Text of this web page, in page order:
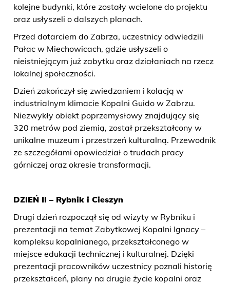
kolejne budynki, które zostały wcielone do projektu
oraz usłyszeli o dalszych planach.
Przed dotarciem do Zabrza, uczestnicy odwiedzili
Pałac w Miechowicach, gdzie usłyszeli o
nieistniejącym już zabytku oraz działaniach na rzecz
lokalnej społeczności.
Dzień zakończył się zwiedzaniem i kolacją w
industrialnym klimacie Kopalni Guido w Zabrzu.
Niezwykły obiekt poprzemysłowy znajdujący się
320 metrów pod ziemią, został przekształcony w
unikalne muzeum i przestrzeń kulturalną. Przewodnik
ze szczegółami opowiedział o trudach pracy
górniczej oraz okresie transformacji.
DZIEŃ II – Rybnik i Cieszyn
Drugi dzień rozpoczął się od wizyty w Rybniku i
prezentacji na temat Zabytkowej Kopalni Ignacy –
kompleksu kopalnianego, przekształconego w
miejsce edukacji technicznej i kulturalnej. Dzięki
prezentacji pracowników uczestnicy poznali historię
przekształceń, plany na drugie życie kopalni oraz